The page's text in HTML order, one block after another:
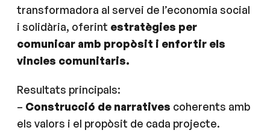
transformadora al servei de l’economia social
i solidària, oferint estratègies per
comunicar amb propòsit i enfortir els
vincles comunitaris.
Resultats principals:
– Construcció de narratives coherents amb
els valors i el propòsit de cada projecte.